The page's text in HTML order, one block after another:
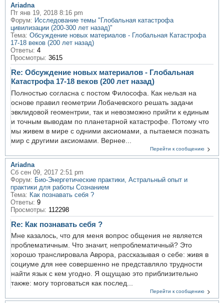
Ariadna
Пт янв 19, 2018 8:16 pm
Форум: Исследование темы "Глобальная катастрофа
цивилизации (200-300 лет назад)"
Тема: Обсуждение новых материалов - Глобальная Катастрофа
17-18 веков (200 лет назад)
Ответы: 4
Просмотры: 3615
Re: Обсуждение новых материалов - Глобальная
Катастрофа 17-18 веков (200 лет назад)
Полностью согласна с постом Философа. Как нельзя на
основе правил геометрии Лобачевского решать задачи
эвклидовой геоментрии, так и невозможно прийти к единым
и точным выводам по планетарной катастрофе. Потому что
мы живем в мире с одними аксиомами, а пытаемся познать
мир с другими аксиомами. Вернее...
Перейти к сообщению
Ariadna
Сб сен 09, 2017 2:51 pm
Форум: Био-Энергетические практики, Астральный опыт и
практики для работы Сознанием
Тема: Как познавать себя ?
Ответы: 9
Просмотры: 112298
Re: Как познавать себя ?
Мне казалось, что для меня вопрос общения не является
проблематичным. Что значит, непроблематичный? Это
хорошо транслировала Аврора, рассказывая о себе: живя в
социуме для нее совершенно не представляло трудности
найти язык с кем угодно. Я ощущаю это приблизительно
также: могу торговаться как послед...
Перейти к сообщению